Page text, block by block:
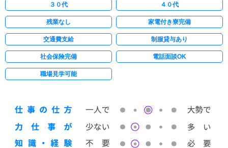
３０代 ４０代
残業なし 家電付き寮完備
交通費支給 制服貸与あり
社会保険完備 電話面談OK
職場見学可能